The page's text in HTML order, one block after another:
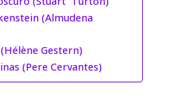
(Almudena
Gestern)
(Pere Cervantes)